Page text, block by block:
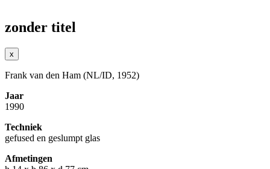
zonder titel
x
Frank van den Ham (NL/ID, 1952)
Jaar
1990
Techniek
gefused en geslumpt glas
Afmetingen